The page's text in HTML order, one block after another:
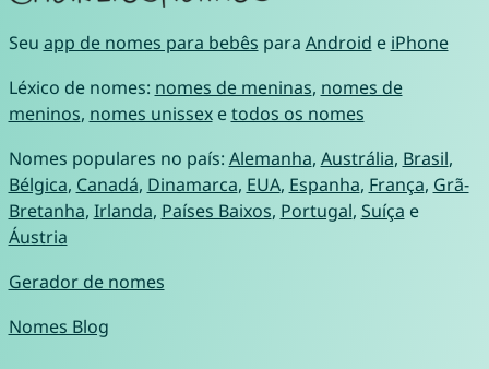
Seu app de nomes para bebês para Android e iPhone
Léxico de nomes: nomes de meninas, nomes de
meninos, nomes unissexetodos os nomes
Nomes populares no país: Alemanha, Austrália, Brasil,
Bélgica, Canadá, Dinamarca, EUA, Espanha, França, Grã-
Bretanha, Irlanda, Países Baixos, Portugal, Suíça e
Áustria
Gerador de nomes
Nomes Blog